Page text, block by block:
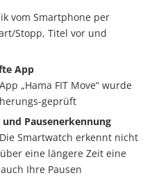
vom Smartphone per
Stopp, Titel vor und
App
„Hama FIT Move“ wurde
geprüft
Pausenerkennung
Smartwatch erkennt nicht
eine längere Zeit eine
Ihre Pausen